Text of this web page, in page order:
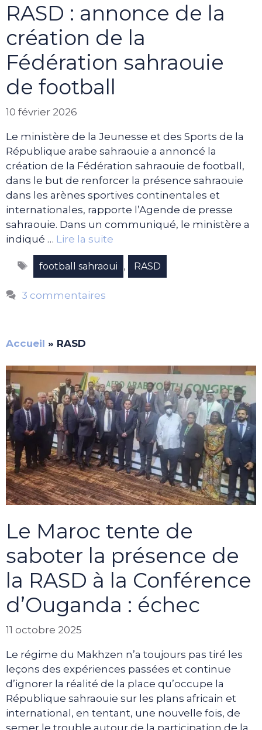
RASD : annonce de la
création de la
Fédération sahraouie
de football
10 février 2026
Le ministère de la Jeunesse et des Sports de la
République arabe sahraouie a annoncé la
création de la Fédération sahraouie de football,
dans le but de renforcer la présence sahraouie
dans les arènes sportives continentales et
internationales, rapporte l’Agende de presse
sahraouie. Dans un communiqué, le ministère a
indiqué … Lire la suite
Étiquettes
football sahraoui , RASD
3 commentaires
Accueil » RASD
Le Maroc tente de
saboter la présence de
la RASD à la Conférence
d’Ouganda : échec
11 octobre 2025
Le régime du Makhzen n’a toujours pas tiré les
leçons des expériences passées et continue
d’ignorer la réalité de la place qu’occupe la
République sahraouie sur les plans africain et
international, en tentant, une nouvelle fois, de
semer le trouble autour de la participation de la